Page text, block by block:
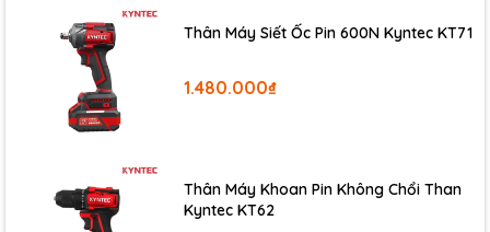
3. Động cơ không chổi than – Vận hành ổn định, giảm hao mòn
Kyntec KT72-850 được trang bị
Đây là trang bị quan trọng đối với một dòng máy dùng cho
công việc có cường độ cao. So với động cơ chổi than truyền
Thân Máy Siết Ốc Pin 600N Kyntec KT71
1.480.000₫
Thân Máy Khoan Pin Không Chổi Than
Kyntec KT62